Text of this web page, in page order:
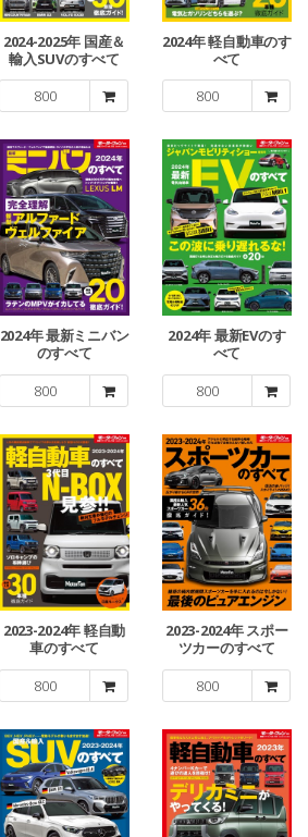
2024-2025年 国産＆
輸入SUVのすべて
800
2024年 軽自動車のす
べて
800
2024年 最新ミニバン
のすべて
800
2024年 最新EVのす
べて
800
2023-2024年 軽自動
車のすべて
800
2023-2024年 スポー
ツカーのすべて
800